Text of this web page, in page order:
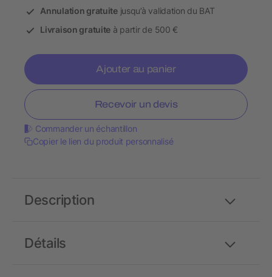
Annulation gratuitejusqu’à validation du BAT
Livraison gratuite à partir de 500 €
Ajouter au panier
Recevoir un devis
Commander un échantillon
Copier le lien du produit personnalisé
Détails
Description